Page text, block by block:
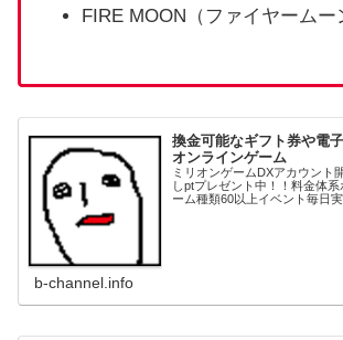
FIRE MOON（ファイヤームー
換金可能なギフト券や電
オンラインゲーム
ミリオンゲームDXアカウント
しptプレゼント中！！料金体
ーム種類60以上イベント毎日
b-channel.info